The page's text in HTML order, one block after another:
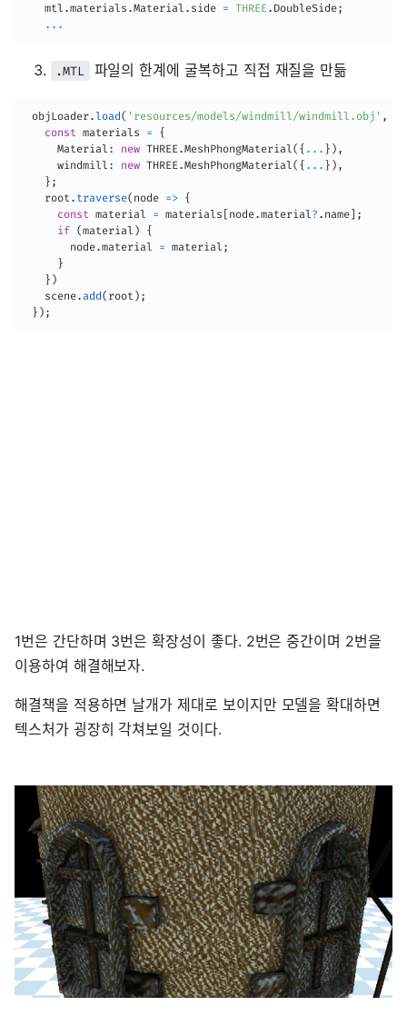
   mtl
.materials .Material . side = THREE . DoubleSide;
...
.MTL 파일의 한계에 굴복하고 직접 재질을 만듦
objLoader.load( 'resources/models/windmill/windmill.obj' ,
const materials =
{
     Material
: new THREE .MeshPhongMaterial ( { ... } ) ,
     windmill
: new THREE .MeshPhongMaterial ( { ... } ) ,
} ;
   root
. traverse( node => {
const material = materials [node.material ? . name] ;
if (material )
{
       node
.material = material ;
}
} )
   scene
.add( root ) ;
} ) ;
1번은 간단하며 3번은 확장성이 좋다. 2번은 중간이며 2번을
이용하여 해결해보자.
해결책을 적용하면 날개가 제대로 보이지만 모델을 확대하면
텍스처가 굉장히 각쳐보일 것이다.